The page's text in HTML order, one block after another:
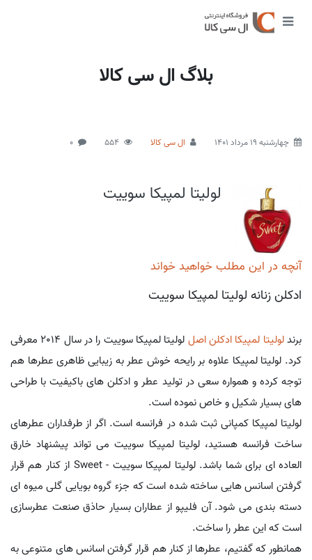
بلاگ ال سی کالا
چهارشنبه 19 مرداد 1401 ال سی کالا 554
0
لولیتا لمپیکا سوییت
آنچه در این مطلب خواهید خواند
ادکلن زنانه لولیتا لمپیکا سوییت
برندلولیتا لمپیکا ادکلن اصل
لولیتا لمپیکا سوییت را در سال 2014 معرفی
کرد. لولیتا لمپیکا علاوه بر رایحه خوش عطر به زیبایی ظاهری عطرها هم
توجه کرده و همواره سعی در تولید عطر و ادکلن های باکیفیت با طراحی
های بسیار شکیل و خاص نموده است.
لولیتا لمپیکا کمپانی ثبت شده در فرانسه است. اگر از طرفداران عطرهای
ساخت فرانسه هستید، لولیتا لمپیکا سوییت می تواند پیشنهاد خارق
العاده ای برای شما باشد. لولیتا لمپیکا سوییت - Sweet از کنار هم قرار
گرفتن اسانس هایی ساخته شده است که جزء گروه بویایی گلی میوه ای
دسته بندی می شود. آن فلیپو از عطاران بسیار حاذق صنعت عطرسازی
است که این عطر را ساخت.
همانطور که گفتیم، عطرها از کنار هم قرار گرفتن اسانس های متنوعی به